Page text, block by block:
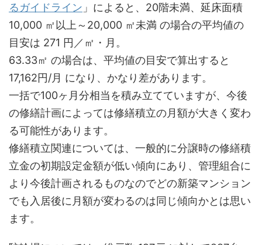
るガイドライン 」によると、20階未満、延床面積
10,000 ㎡以上～20,000 ㎡未満 の場合の平均値の
目安は 271 円／㎡・月。
63.33㎡ の場合は、平均値の目安で算出すると
17,162円/月 になり、かなり差があります。
一括で100ヶ月分相当を積み立てていますが、今後
の修繕計画によっては修繕積立の月額が大きく変わ
る可能性があります。
修繕積立関連については、一般的に分譲時の修繕積
立金の初期設定金額が低い傾向にあり、管理組合に
より今後計画されるものなのでどの新築マンション
でも入居後に月額が変わるのは同じ傾向かとは思い
ます。